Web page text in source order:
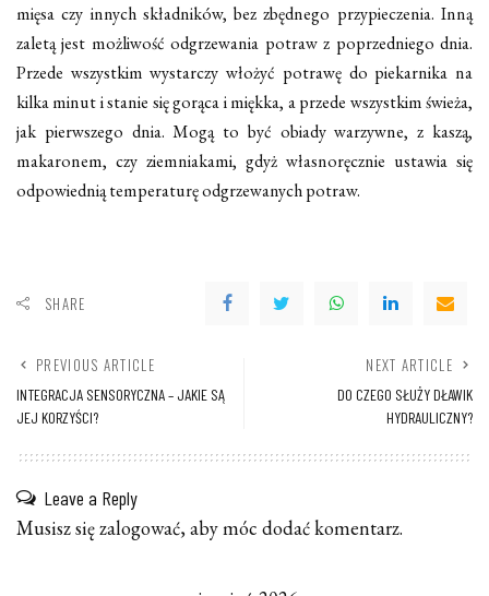
mięsa czy innych składników, bez zbędnego przypieczenia. Inną
zaletą jest możliwość odgrzewania potraw z poprzedniego dnia.
Przede wszystkim wystarczy włożyć potrawę do piekarnika na
kilka minut i stanie się gorąca i miękka, a przede wszystkim świeża,
jak pierwszego dnia. Mogą to być obiady warzywne, z kaszą,
makaronem, czy ziemniakami, gdyż własnoręcznie ustawia się
odpowiednią temperaturę odgrzewanych potraw.
SHARE
PREVIOUS ARTICLE
INTEGRACJA SENSORYCZNA – JAKIE SĄ
JEJ KORZYŚCI?
NEXT ARTICLE
DO CZEGO SŁUŻY DŁAWIK
HYDRAULICZNY?
Leave a Reply
Musisz sięzalogować, aby móc dodać komentarz.